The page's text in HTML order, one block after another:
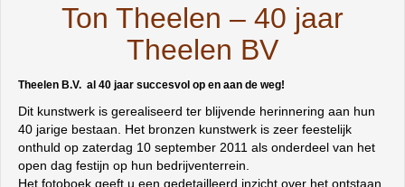
Ton Theelen – 40 jaar
Theelen BV
Theelen B.V. al 40 jaar succesvol op en aan de weg!
Dit kunstwerk is gerealiseerd ter blijvende herinnering aan hun
40 jarige bestaan. Het bronzen kunstwerk is zeer feestelijk
onthuld op zaterdag 10 september 2011 als onderdeel van het
open dag festijn op hun bedrijventerrein.
Het fotoboek geeft u een gedetailleerd inzicht over het ontstaan